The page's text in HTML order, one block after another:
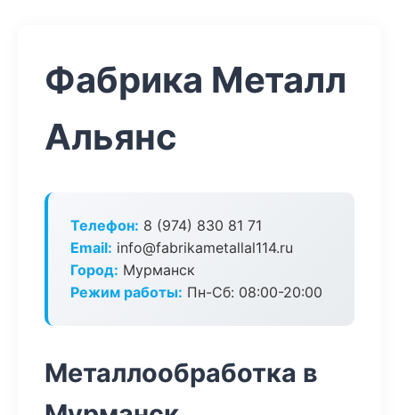
Фабрика Металл
Альянс
Телефон: 8 (974) 830 81 71
Email: info@fabrikametallal114.ru
Город: Мурманск
Режим работы: Пн-Сб: 08:00-20:00
Металлообработка в